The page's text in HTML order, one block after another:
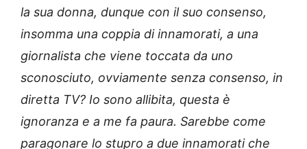
la sua donna, dunque con il suo consenso,
insomma una coppia di innamorati, a una
giornalista che viene toccata da uno
sconosciuto, ovviamente senza consenso, in
diretta TV? Io sono allibita, questa è
ignoranza e a me fa paura. Sarebbe come
paragonare lo stupro a due innamorati che